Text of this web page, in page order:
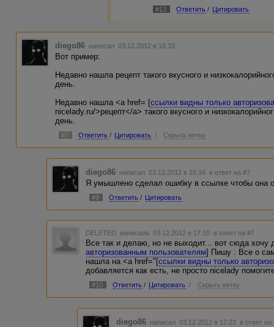
#13 Ответить / Цитировать
diego86 написал 03.12.2012 в 16:33
Вот пример:
Недавно нашла рецепт такого вкусного и
день.
Недавно нашла <a href= [ссылки видны только
niсelady.ru/>рецепт</a> такого вкусного и
день.
#7 Ответить / Цитировать / Скрыть ветку
diego86 написал 03.12.2012 в 16:34 в ответ на #7
Я умышлено сделал ошибку в ссылке чтобы она
#9 Ответить / Цитировать
DELETED написала 03.12.2012 в 17:10 в ответ на #7
Все так и делаю, но не выходит... вот сюда хочу
авторизованным пользователям] Пишу : Все о
нашла на <a href="[ссылки видны только
добавляется как есть, не просто nicelady
#10 Ответить / Цитировать / Скрыть ветку
diego86 написал 03.12.2012 в 17:23 в ответ на